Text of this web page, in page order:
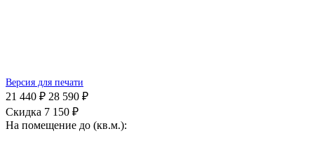
Версия для печати
21 440 ₽ 28 590 ₽
Скидка 7 150 ₽
На помещение до (кв.м.):